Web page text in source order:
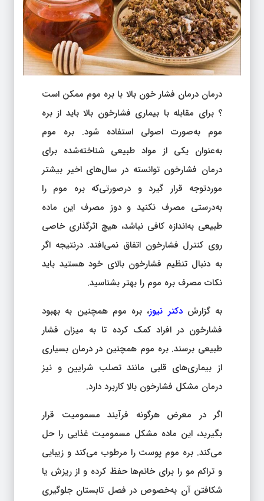
درمان درمان فشار خون بالا با بره موم ممکن است
؟ برای مقابله با بیماری فشارخون بالا باید از بره
موم به‌صورت اصولی استفاده شود. بره موم
به‌عنوان یکی از مواد طبیعی شناخته‌شده برای
درمان فشارخون توانسته در سال‌های اخیر بیشتر
موردتوجه قرار گیرد و درصورتی‌که بره موم را
به‌درستی مصرف نکنید و دوز مصرف این ماده
طبیعی به‌اندازه کافی نباشد، هیچ اثرگذاری خاصی
روی کنترل فشارخون اتفاق نمی‌افتد. درنتیجه اگر
به دنبال تنظیم فشارخون بالای خود هستید باید
نکات مصرف بره موم را بهتر بشناسید.
به گزارشدکتر نیوز، بره موم همچنین به بهبود
فشارخون در افراد کمک کرده تا به میزان فشار
طبیعی برسند. بره موم همچنین در درمان بسیاری
از بیماری‌های قلبی مانند تصلب شرایین و نیز
درمان مشکل فشارخون بالا کاربرد دارد.
اگر در معرض هرگونه فرآیند مسمومیت قرار
بگیرید، این ماده مشکل مسمومیت غذایی را حل
می‌کند. بره موم پوست را مرطوب می‌کند و زیبایی
و تراکم مو را برای خانم‌ها حفظ کرده و از ریزش یا
شکافتن آن به‌خصوص در فصل تابستان جلوگیری